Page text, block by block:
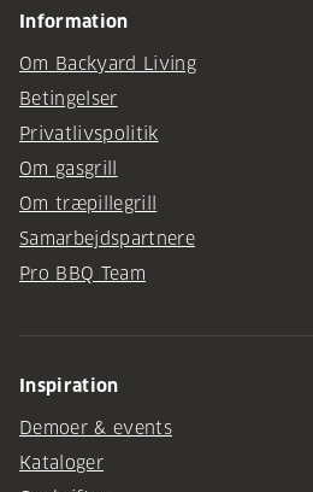
Information
Om Backyard Living
Betingelser
Privatlivspolitik
Om gasgrill
Om træpillegrill
Samarbejdspartnere
Pro BBQ Team
Inspiration
Demoer & events
Kataloger